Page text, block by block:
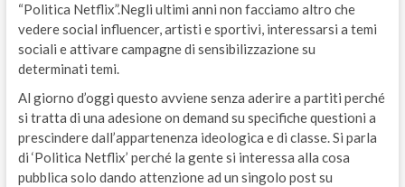
“Politica Netflix”.Negli ultimi anni non facciamo altro che
vedere social influencer, artisti e sportivi, interessarsi a temi
sociali e attivare campagne di sensibilizzazione su
determinati temi.
Al giorno d’oggi questo avviene senza aderire a partiti perché
si tratta di una adesione on demand su specifiche questioni a
prescindere dall’appartenenza ideologica e di classe. Si parla
di ‘Politica Netflix’ perché la gente si interessa alla cosa
pubblica solo dando attenzione ad un singolo post su